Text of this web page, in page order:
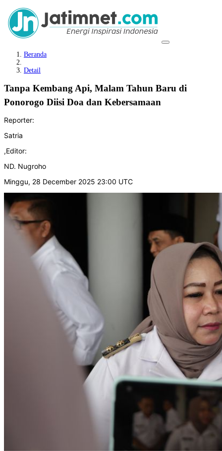
Beranda
Detail
Tanpa Kembang Api, Malam Tahun Baru di
Ponorogo Diisi Doa dan Kebersamaan
Reporter:
Satria
,Editor:
ND. Nugroho
Minggu, 28 December 2025 23:00 UTC